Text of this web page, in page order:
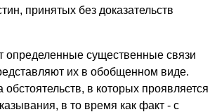
принятых без доказа­тельств
определенные существенные связи
их в обобщенном виде.
в которых проявляется
в то время как факт - с